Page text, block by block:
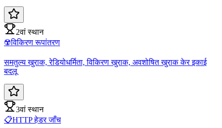
2वां स्थान
☢️विकिरण रूपांतरण
समतुल्य खुराक, रेडियोधर्मिता, विकिरण खुराक, अवशोषित खुराक केर इकाई
बदलू
3वां स्थान
📋HTTP हेडर जाँच